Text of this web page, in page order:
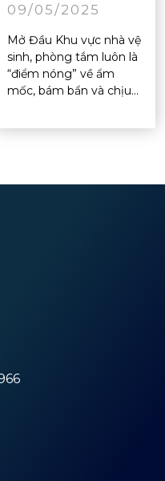
09/05/2025
Mở Đầu Khu vực nhà vệ
sinh, phòng tắm luôn là
“điểm nóng” về ẩm
mốc, bám bẩn và chịu...